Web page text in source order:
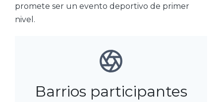
promete ser un evento deportivo de primer
nivel.
Barrios participantes